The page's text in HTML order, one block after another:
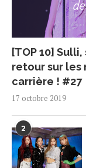
[TOP 10]
retour sur les
carrière ! #27
17 octobre 2019
2